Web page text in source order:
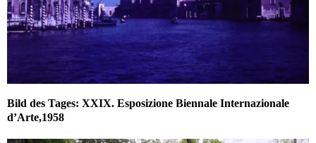
Bild des Tages: XXIX. Esposizione Biennale Internazionale
d’Arte,1958